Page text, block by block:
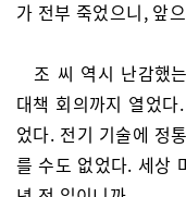
가 전부 죽었으니, 앞
조 씨 역시 난감했
대책 회의까지 열었
었다. 전기 기술에 정
를 수도 없었다. 세상